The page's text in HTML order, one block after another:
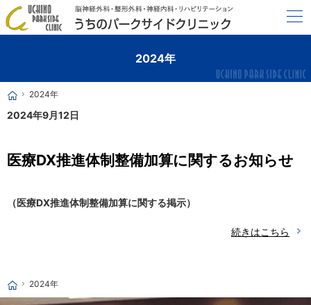
2024年
最新の医療機器と20年以上の臨床経験で病気の早期発見に努めます。
横浜市洋光台の脳神経外科・デイケア・リハビリならうちのパークサイドクリニック
ホーム
2024年
2024年9月12日
医療DX推進体制整備加算に関するお知らせ
（医療DX推進体制整備加算に関する掲示）
続きはこちら
ホーム
2024年